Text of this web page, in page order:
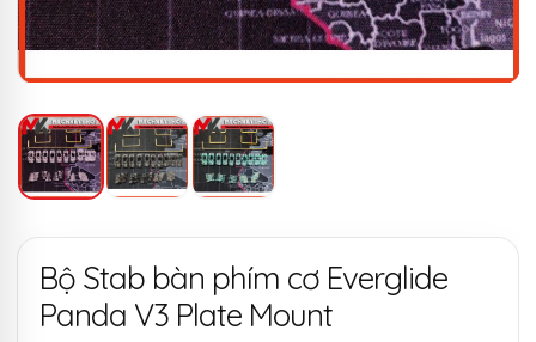
Bộ Stab bàn phím cơ Everglide
Panda V3 Plate Mount